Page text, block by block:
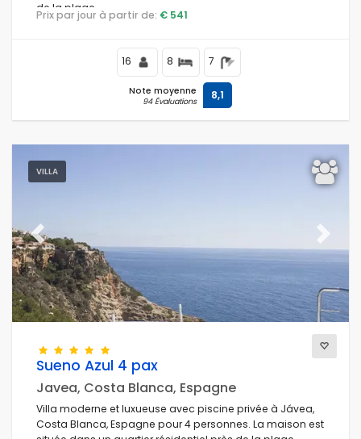
de la plage.
Prix par jour à partir de: € 541
16 8 7
Note moyenne
94 Évaluations 8,1
VILLA
Previous Next
Sueno Azul 4 pax
Javea, Costa Blanca, Espagne
Villa moderne et luxueuse avec piscine privée à Jávea,
Costa Blanca, Espagne pour 4 personnes. La maison est